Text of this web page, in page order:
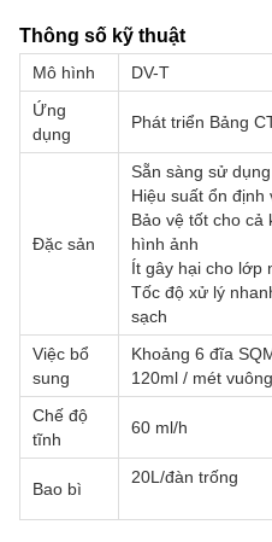
Thông số kỹ thuật
Mô hình
DV-T
Ứng
dụng
Phát triển Bảng
Đặc sản
Sẵn sàng sử dụng
Hiệu suất ổn định
Bảo vệ tốt cho cả
hình ảnh
Ít gây hại cho lớp
Tốc độ xử lý
sạch
Việc bổ
sung
Khoảng 6 đĩa
120ml / mét vuông
Chế độ
tĩnh
60 ml/h
Bao bì
20L/đàn trống